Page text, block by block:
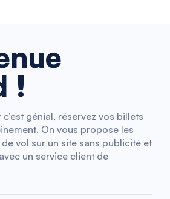
!
génial, réservez vos billets
On vous propose les
vol sur un site sans publicité et
un service client de